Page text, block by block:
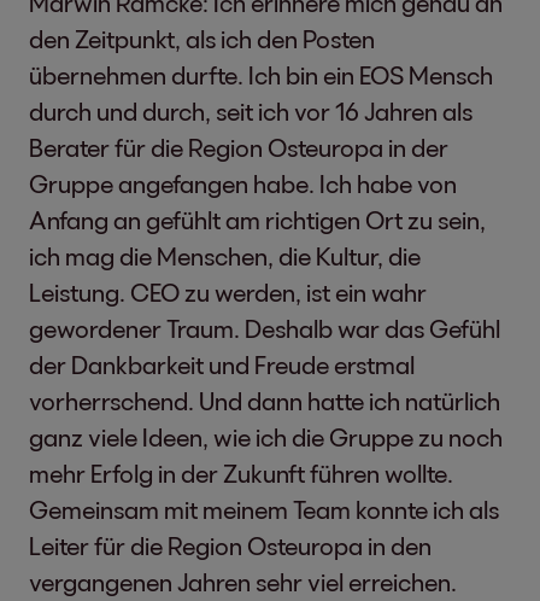
den Zeitpunkt, als ich den Posten
übernehmen durfte. Ich bin ein EOS Mensch
durch und durch, seit ich vor 16 Jahren als
Berater für die Region Osteuropa in der
Gruppe angefangen habe. Ich habe von
Anfang an gefühlt am richtigen Ort zu sein,
ich mag die Menschen, die Kultur, die
Leistung. CEO zu werden, ist ein wahr
gewordener Traum. Deshalb war das Gefühl
der Dankbarkeit und Freude erstmal
vorherrschend. Und dann hatte ich natürlich
ganz viele Ideen, wie ich die Gruppe zu noch
mehr Erfolg in der Zukunft führen wollte.
Gemeinsam mit meinem Team konnte ich als
Leiter für die Region Osteuropa in den
vergangenen Jahren sehr viel erreichen.